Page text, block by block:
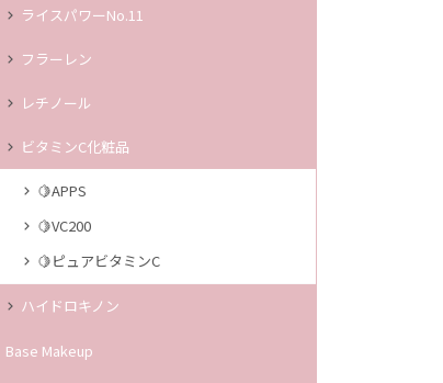
ライスパワーNo.11
フラーレン
レチノール
ビタミンC化粧品
🍋APPS
🍋VC200
🍋ピュアビタミンC
ハイドロキノン
Base Makeup